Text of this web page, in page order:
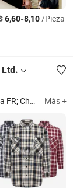
6,60-8,10/Pieza
Ltd.
FR; Jeans FR Más +